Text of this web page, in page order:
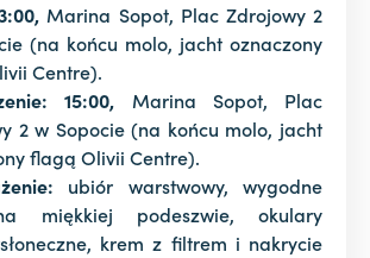
:00, Marina Sopot, Plac Zdrojowy 2
(na końcu molo, jacht oznaczony
Centre).
15:00, Marina Sopot, Plac
2 w Sopocie (na końcu molo, jacht
flagą Olivii Centre).
ubiór warstwowy, wygodne
miękkiej podeszwie, okulary
krem z filtrem i nakrycie